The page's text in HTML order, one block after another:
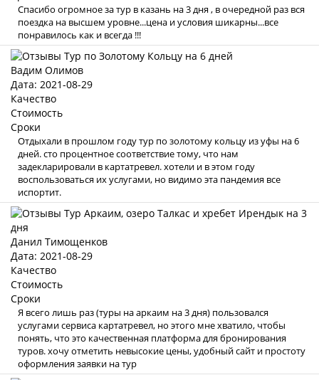
Спасибо огромное за тур в казань на 3 дня , в очередной раз вся
поездка на высшем уровне...цена и условия шикарны...все
понравилось как и всегда !!!
Вадим Олимов
Дата: 2021-08-29
Качество
Стоимость
Сроки
Отдыхали в прошлом году тур по золотому кольцу из уфы на 6
дней. сто процентное соответствие тому, что нам
задекларировали в картатревел. хотели и в этом году
воспользоваться их услугами, но видимо эта пандемия все
испортит.
Данил Тимощенков
Дата: 2021-08-29
Качество
Стоимость
Сроки
Я всего лишь раз (туры на аркаим на 3 дня) пользовался
услугами сервиса картатревел, но этого мне хватило, чтобы
понять, что это качественная платформа для бронирования
туров. хочу отметить невысокие цены, удобный сайт и простоту
оформления заявки на тур